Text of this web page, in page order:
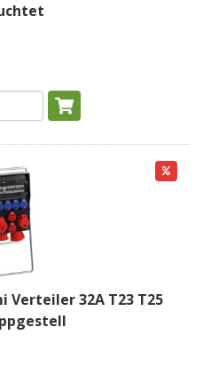
Verteiler 32A T23 T25